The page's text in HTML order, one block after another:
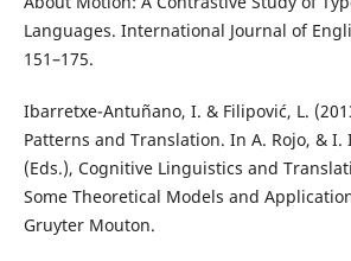
Languages. International Journal of
151–175.
Ibarretxe-Antuñano, I. & Filipović, L.
Patterns and Translation. In A. Rojo, &
(Eds.), Cognitive Linguistics and
Some Theoretical Models and
Gruyter Mouton.